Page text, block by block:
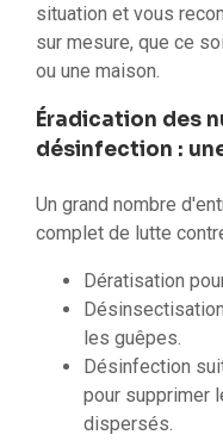
situation et vous
sur mesure, que ce
ou une maison.
Éradication des
désinfection :
Un grand nombre
complet de lutte
Dératisation
les guêpes.
Désinfection
pour supprimer
dispersés.